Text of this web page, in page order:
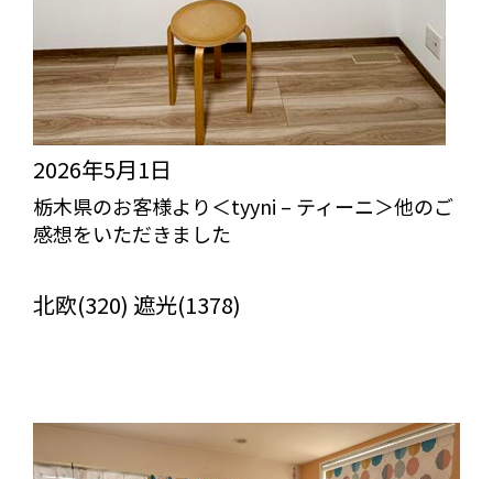
2026年5月1日
栃木県のお客様より＜tyyni – ティーニ＞他のご
感想をいただきました
北欧(320) 遮光(1378)